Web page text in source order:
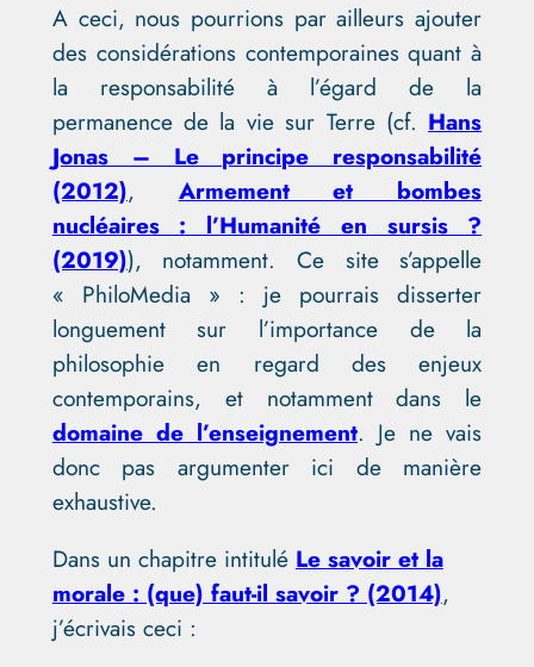
A ceci, nous pourrions par ailleurs ajouter
des considérations contemporaines quant à
la responsabilité à l’égard de la
permanence de la vie sur Terre (cf. Hans
Jonas – Le principe responsabilité
(2012), Armement et bombes
nucléaires : l’Humanité en sursis ?
(2019)), notamment. Ce site s’appelle
« PhiloMedia » : je pourrais disserter
longuement sur l’importance de la
philosophie en regard des enjeux
contemporains, et notamment dans le
domaine de l’enseignement. Je ne vais
donc pas argumenter ici de manière
exhaustive.
Dans un chapitre intitulé Le savoir et la
morale : (que) faut-il savoir ? (2014),
j’écrivais ceci :